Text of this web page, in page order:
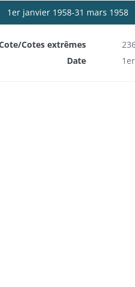
1er janvier 1958-31 mars 1958
Cotes extrêmes
Date